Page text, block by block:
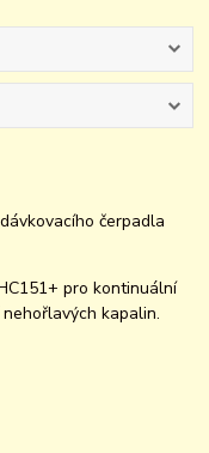
čerpadla
pro kontinuální
kapalin.